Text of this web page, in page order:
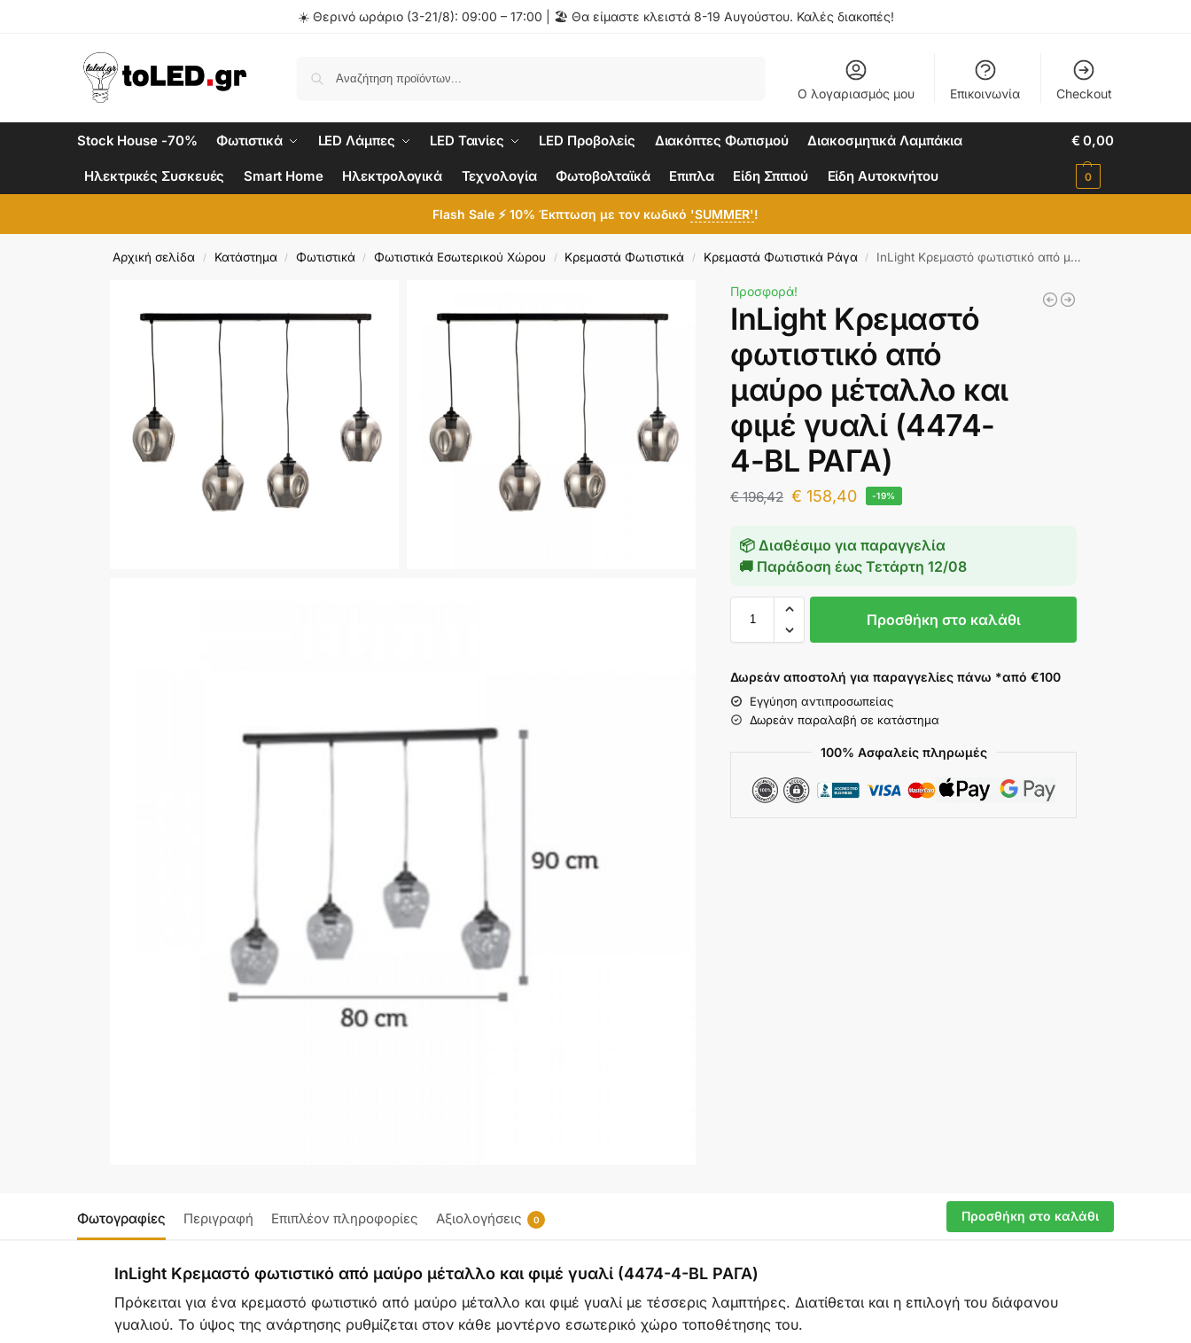
☀️ Θερινό ωράριο (3-21/8): 09:00 – 17:00 | 🏖️ Θα είμαστε κλειστά 8-19 Αυγούστου. Καλές διακοπές!
Ο λογαριασμός μου Επικοινωνία Checkout
Stock House -70% Φωτιστικά LED Λάμπες LED Ταινίες LED Προβολείς Διακόπτες Φωτισμού Διακοσμητικά Λαμπάκια
Ηλεκτρικές Συσκευές Smart Home Ηλεκτρολογικά Τεχνολογία Φωτοβολταϊκά Επιπλα Είδη Σπιτιού Είδη Αυτοκινήτου
€0,00
0
Flash Sale ⚡ 10% Έκπτωση με τον κωδικό 'SUMMER'!
Αρχική σελίδα / Κατάστημα / Φωτιστικά / Φωτιστικά Εσωτερικού Χώρου / Κρεμαστά Φωτιστικά / Κρεμαστά Φωτιστικά Ράγα / InLight Κρεμαστό φωτιστικό από μαύρο μέταλλο και φιμέ γυαλί (4474-4-BL ΡΑΓΑ)
Προσφορά!
InLight Κρεμαστό
φωτιστικό από
μαύρο μέταλλο και
φιμέ γυαλί (4474-
4-BL ΡΑΓΑ)
€196,42 € 158,40 -19%
📦 Διαθέσιμο για παραγγελία
🚚 Παράδοση έωςΤετάρτη 12/08
Προσθήκη στο καλάθι
Δωρεάν αποστολή για παραγγελίες πάνω *από €100
Εγγύηση αντιπροσωπείας
Δωρεάν παραλαβή σε κατάστημα
100% Ασφαλείς πληρωμές
Φωτογραφίες Περιγραφή Επιπλέον πληροφορίες Αξιολογήσεις 0 Προσθήκη στο καλάθι
InLight Κρεμαστό φωτιστικό από μαύρο μέταλλο και φιμέ γυαλί (4474-4-BL ΡΑΓΑ)
Πρόκειται για ένα κρεμαστό φωτιστικό από μαύρο μέταλλο και φιμέ γυαλί με τέσσερις λαμπτήρες. Διατίθεται και η επιλογή του διάφανου
γυαλιού. Το ύψος της ανάρτησης ρυθμίζεται στον κάθε μοντέρνο εσωτερικό χώρο τοποθέτησης του.